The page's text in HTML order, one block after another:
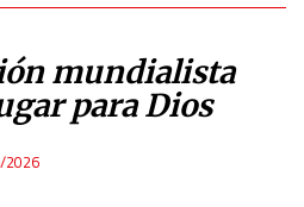
mundialista
para Dios
2026